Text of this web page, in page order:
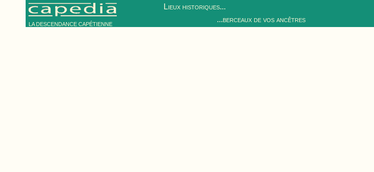
LA DESCENDANCE CAPÉTIENNE
Lieux historiques...
...berceaux de vos ancêtres